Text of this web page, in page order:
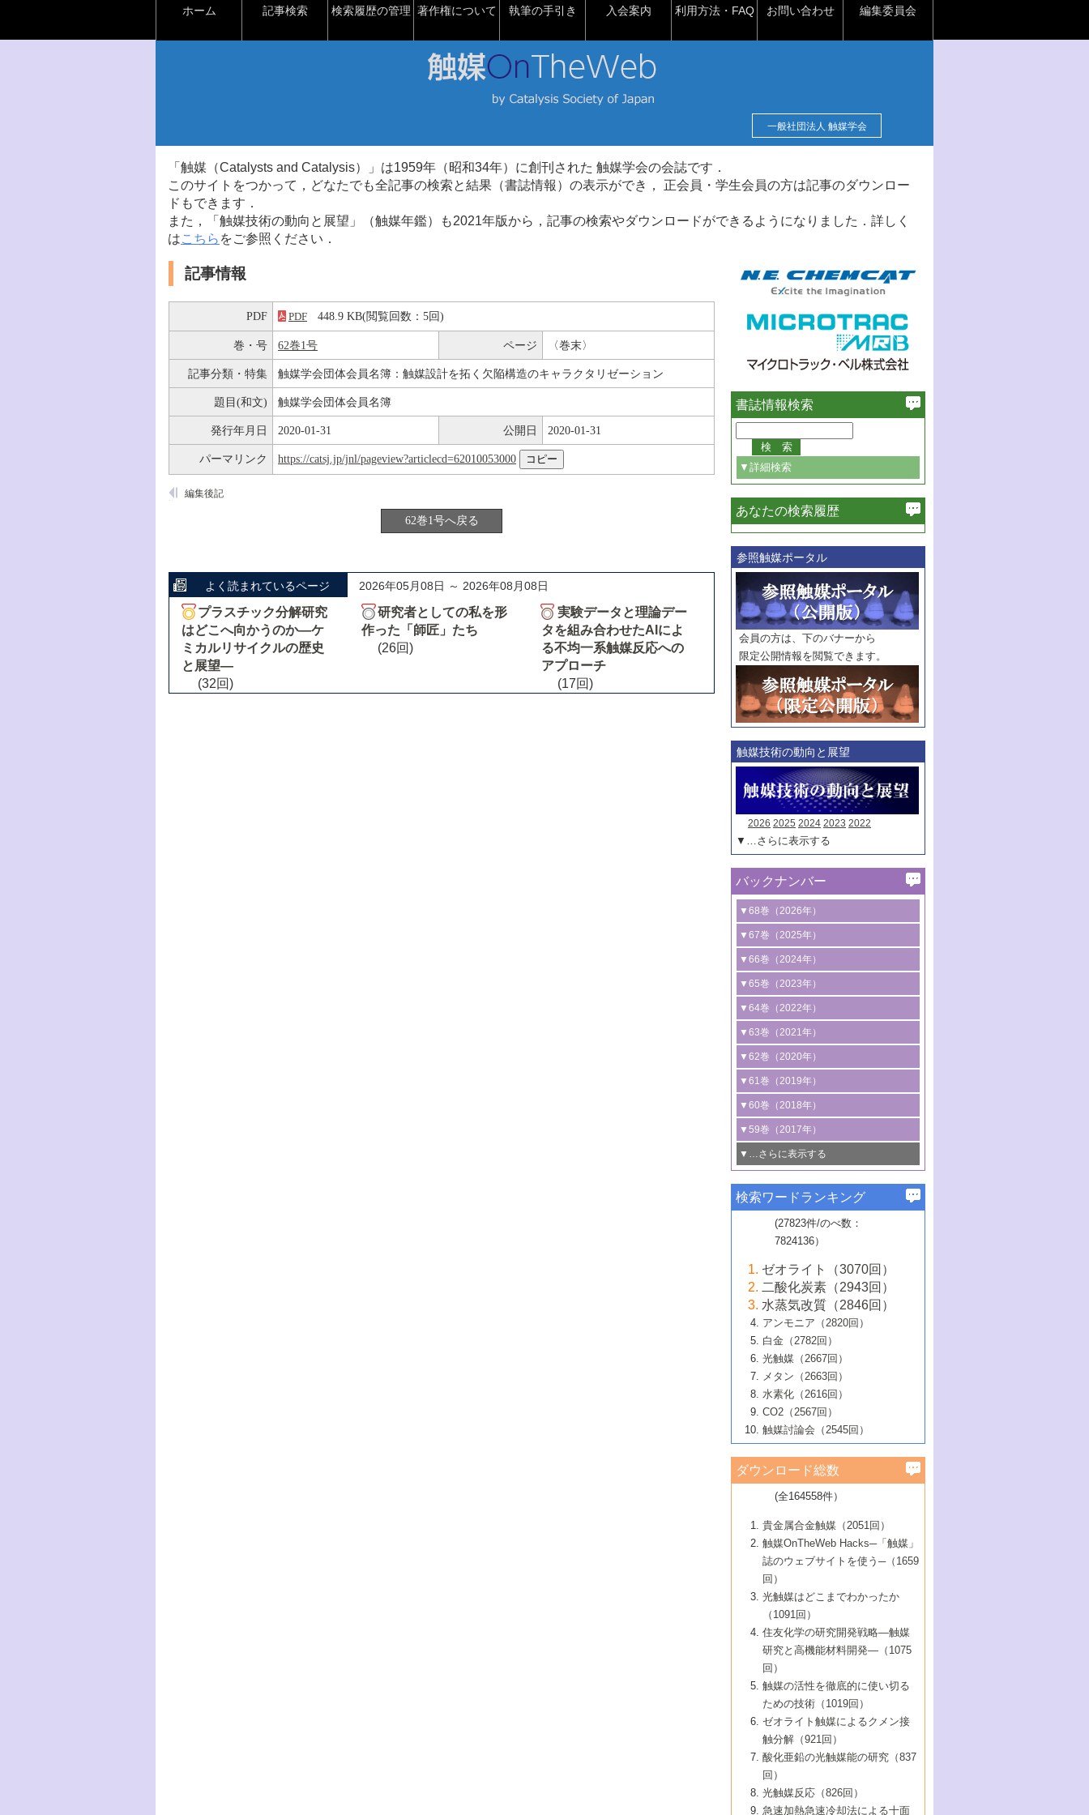
ホーム 記事検索 検索履歴の管理 著作権について 執筆の手引き 入会案内 利用方法・FAQ お問い合わせ 編集委員会
一般社団法人 触媒学会
「触媒（Catalysts and Catalysis）」は1959年（昭和34年）に創刊された 触媒学会の会誌です．
このサイトをつかって，どなたでも全記事の検索と結果（書誌情報）の表示ができ， 正会員・学生会員の方は記事のダウンロー
ドもできます．
また，「触媒技術の動向と展望」（触媒年鑑）も2021年版から，記事の検索やダウンロードができるようになりました．詳しく
はこちら をご参照ください．
記事情報
PDF PDF 448.9 KB(閲覧回数：5回)
巻・号 62巻1号 ページ 〈巻末〉
記事分類・特集 触媒学会団体会員名簿：触媒設計を拓く欠陥構造のキャラクタリゼーション
題目(和文) 触媒学会団体会員名簿
発行年月日 2020-01-31 公開日 2020-01-31
パーマリンク https://catsj.jp/jnl/pageview?articlecd=62010053000
編集後記
62巻1号へ戻る
よく読まれているページ 2026年05月08日 ～ 2026年08月08日
プラスチック分解研究
はどこへ向かうのか―ケ
ミカルリサイクルの歴史
と展望―
(32回)
研究者としての私を形
作った「師匠」たち
(26回)
実験データと理論デー
タを組み合わせたAIによ
る不均一系触媒反応への
アプローチ
(17回)
書誌情報検索
▼詳細検索
必ず含む
巻・号指定
巻
号
範囲指定
巻
号～
巻
号
触媒年鑑
年度
記事種別
マーク：
マークあり
あなたの検索履歴
参照触媒ポータル
会員の方は、下のバナーから
限定公開情報を閲覧できます。
触媒技術の動向と展望
2026 2025 2024 2023 2022
▼…さらに表示する
バックナンバー
▼68巻（2026年）
1号 過酸化水素合成に関する研究動向
2号 コンピューター技術により加速する
触媒開発
3号 有機分子変換やCO 資源化のための
光触媒に関する最近の研究
B号 第137回触媒討論会（2026年）
▼67巻（2025年）
1号 CO
水素化によるグリーン燃料/グリ
ーンケミカル製造
2号 水素製造のための水分解技術に関す
る最近の研究
3号 オレフィン系樹脂の精密合成に関す
る最新技術
4号 アルコール類の効率的変換を実現す
る非貴金属触媒の研究動向
5号 ゼオライトの合成と応用における研
究動向
6号 ヘテロ接合界面
B号 第135回触媒討論会（2025年）
▼66巻（2024年）
1号 低次元ナノ構造を有する触媒材料
2号 規制反応場を活用した固体触媒研究
の新展開
3号 未踏分子変換を目指した酸化触媒プ
ロセスの最前線
4号 シンクロトロン放射光および中性子
線を利用した触媒解析技術の最先端
5号 単原子触媒
6号 参照触媒委員会からのお知らせ
B号 第133回触媒討論会（2023年）
▼65巻（2023年）
1号 炭素が関わる触媒機能
2号 プラスチックケミカルリサイクルの
ための触媒技術
3号 非酸化物系金属化合物を基盤とした
触媒材料の開発
4号 格子酸素・格子酸素欠陥を利用した
触媒反応
5号 生体触媒によるエネルギー変換反応
6号 窒素とリンの循環のための触媒・機
能性材料
▼64巻（2022年）
1号 合成ガス製造とCOを用いるケミカル
ズ合成の最新動向
2号 化学品合成のための合金触媒開発
3号 CO の排出削減および有効活用のた
めの触媒技術
4号 若手による情報発信企画～とびたて
若き触媒の研究者たち～（1）
若き触媒の研究者たち～（2）
6号 石油のノーブル・ユースを志向した
触媒技術
大学：オンライン・対面開催）
▼63巻（2021年）
1号 金触媒の新展開
2号 ペロブスカイト
3号 特殊反応場を利用した触媒的分子変
換反応
4号 多孔質材料を用いた触媒の新展開
5号 情報学的手法を用いた触媒開発
6号 カーボンニュートラルに向けた電解
技術
B号 第127回触媒討論会（2021年・オン
ライン開催(Zoom)のみ）
▼62巻（2020年）
1号 触媒設計を拓く欠陥構造のキャラク
タリゼーション
2号 機能化学品製造に資するクリーンな
触媒的酸化反応
3号 水処理のための触媒化学
4号 光触媒を用いた水分解の最新の研究
動向
5号 次世代の触媒プロセスを支えるマイ
6号 メタン転換技術の最新動向
B号 第125回触媒討論会（2020年・工学
院大学）
▼61巻（2019年）
1号 物質移動制御に着目した触媒プロセ
ス開発
2号 CO2 フリー水素サプライチェーンに
関わる触媒開発動向
3号 精密高分子合成に関する最近の研究
動向
4号 バイオマス化成品製造のための触媒
5号 固体触媒による含窒素有機化合物変
換の最前線
6号 貴金属使用量低減に向けた自動車排
ガス浄化触媒の開発
B号 第123回触媒討論会（2019年・大阪
▼60巻（2018年）
1号 固体酸触媒の最新の研究動向
2号 二酸化炭素からの有用化学品合成
3号 ナノ粒子・クラスター触媒の最前線
4号 60周年記念企画
5号 進化するゼオライト合成技術
6号 非貴金属系触媒における電気化学的
B号 第121回触媒討論会（2018年・東京
大学）
▼59巻（2017年）
1号 いたるところに，触媒
最先端技術
3号 無機分離膜材料の開発と触媒反応プ
ロセスへの適用
5号 水素のふるまいを解き明かす最先端
研究
6号 低級アルカンの有効利用のための触
媒技術
B号 第119回触媒討論会（2017年・首都
大学東京）
▼…さらに表示する
1号 ユニークな構造の高分子を生み出す触
2号 リグニンからの化成品製造に向けた触
媒技術
3号 触媒研究の最先端～とびたて若き研究
者たち～（1）
4号 触媒研究の最先端～とびたて若き研究
者たち～（2）
5号 触媒研究の最先端～とびたて若き研究
者たち～（3）
6号 イオニクス材料と燃料電池・電解合成
の最新の研究動向
B号 第117回触媒討論会（2016年・大阪府
立大学）
▼57巻（2015年）
1号 水素キャリアにかかわる触媒技術の新
2号 石油精製用触媒の最近の進展
3号 固体酸化物形燃料電池（SOFC）におけ
るアノード触媒上での燃料直接改質技術
4号 コアシェル構造の制御による触媒機能
5号 工業触媒およびその周辺技術の最近の
進歩
6号 ナノシート
B号 第115回触媒討論会（2015年・成蹊大
▼56巻（2014年）
2号 光触媒反応機構に関する最新の研究動
向
開発動向
4号 人工光合成に向けた近年のアプローチ
5号 未利用熱エネルギーの有効活用に貢献
する触媒技術
6号 ポリオキソメタレート
B号 第113回触媒討論会（2014年・ロワジ
ールホテル豊橋）
1号 高耐久性燃料電池システム用触媒にお
ける新展開
2号 リビングラジカル重合の最近の動向
3号 天然ガスの化学工業的展開に関する触
媒技術
4号 貴金属触媒の精密構造制御とその活用
5号 バイオマス化成品製造のための固体触
6号 ナノ空間─吸着状態解析から新機能開拓
B号 第111回触媒討論会（2013年・関西大
▼54巻（2012年）
1号 規則性多孔体の利用技術における最近
の進歩
2号 第109回触媒討論会
3号 貴金属低減技術の最新動向
4号 貴金属代替技術の最新動向
5号 光触媒による物質変換反応の新展開
6号 グラフェン
7号 水素を利用する化成品合成の新潮流
▼53巻（2011年）
1号 金属学から見る合金触媒の新展開
2号 第107回触媒討論会
3号 触媒のその場観察法の進歩（１）
4号 触媒のその場観察法の進歩（２）
5号 不活性結合の触媒的活性化による有機
合成
6号 新しい固体酸触媒技術
7号 ゼオライト合成における最近の進歩
▼52巻（2010年）
1号 触媒の劣化対策と長寿命触媒開発
2号 第105回触媒討論会
3号 ナノ構造が拓く新機能
4号 活性サイトおよびその環境の精密な設
計による触媒の高機能化
5号 触媒を有効に使うための技術
7号 有機分子触媒による精密有機合成
8号 高機能化ポリオレフィンに向けた重合
触媒の最近の進展
1号 炭素材料－熱い注目を集める材料－
2号 第103回触媒討論会
3号 環境浄化用光触媒の現状と課題
4号 水素社会の実現に向けた水素製造・貯
蔵技術の進歩
5号 CO2が関わる触媒・材料
7号 持続可能社会実現のための触媒および
触媒関連技術
▼50巻（2008年）
1号 触媒化学と学会のこの10年，半世紀，
そして未来
2号 第101回触媒討論会
4号 錯体を利用したユニークな表面構造の
構築と機能
5号 若手会員による触媒研究の未来展望1：
企業編
6号 第102回触媒討論会
7号 触媒・化学反応における計算化学の進
8号 若手研究者による触媒研究の未来展望
2：大学・研究所編
▼49巻（2007年）
1号 含フッ素化合物の合成と触媒
2号 第99回触媒討論会
3号 実用的ファインケミカル合成プロセス
を実現する触媒
5号 こんな物質，あんな物質―新たな触媒
の可能性―
7号 『結晶の化学』を活かした触媒研究
8号 イオン液体の応用
▼48巻（2006年）
1号 固体酸触媒の最近の進歩
2号 第97回触媒討論会
3号 リビング重合触媒の最近の展開
5号 水素製造・貯蔵のための触媒技術の新
しい展開
6号 第98回触媒討論会
7号 基礎化学品製造の触媒技術
8号 多機能型リアクター
1号 最近の触媒担体とその効果
2号 第95回触媒討論会
4号 水分解用光触媒材料
5号 時間分解分光の進歩と応用
6号 第96回触媒討論会
8号 超臨界流体を用いた化学プロセスの新
▼46巻（2004年）
1号 部分酸化反応触媒の最前線
2号 第93回触媒討論会
3号 特殊エネルギー場の触媒反応
4号 生体内における金属の触媒作用
5号 ファインケミカルズの展開に寄与する
6号 第94回触媒討論会
7号 サブナノレベルでみた新しい表面現象
8号 オレフィン重合触媒の新たな展
▼45巻（2003年）
1号 なぜこの触媒が良いのか？
2号 第91回触媒討論会
3号 最近の自動車排ガス処理技術
4号 触媒研究の現状と将来─第90回触媒討論
5号 基礎化学品製造の触媒技術
6号 第92回触媒討論会
7号 基礎化学品製造の触媒技術
8号 資源の循環と触媒技術
▼44巻（2002年）
1号 高次制御された触媒の化学
2号 第89回触媒討論会
3号 触媒を利用した電気化学の新展開
4号 ナノ材料の調製と機能化
5号 こんな触媒が欲しい
6号 第90回触媒討論会
7号 触媒研究と学術雑誌/情報
8号 若い世代からみた触媒化学の現状と未
▼43巻（2001年）
1号 グリーンケミストリーと触媒
2号 第87回触媒討論会特集号
3号 生体触媒とバイオプロセス
4号 水素製造・利用の触媒化学
5号 触媒研究における新しい切り口：コン
ビナトリアルケミストリー
6号 第88回触媒討論会特集号
7号 企業における触媒研究のブレークスル
8号 この材料を触媒として使ってみません
▼42巻（2000年）
1号 触媒反応工学の明日を拓く
2号 第85回触媒討論会
3号 反応ダイナミクス
5号 触媒のおもしろさをどのように伝える
6号 第86回触媒討論会
7号 水素化精製触媒の新しい展開
8号 新しい反応性と機能性を目指した金属
クラスタ-化学
▼41巻（1999年）
1号 孔、穴、あな?-特異な空間とその利用-
2号 第83回触媒討論会
3号 均一系触媒反応最前線
4号 実用炭素材料の新展開
5号 研究の方法論を考える
7号 機能性金属材料と触媒
8号 触媒研究へのNMRの応用と展望
▼40巻（1998年）
進展と21世紀への提言/創立40周年記念・触
媒学会この10年の歩みとこれから/創立40周
2号 第81回触媒討論会
3号 計算機触媒化学へのさそい
4号 触媒劣化の制御と予測
5号 最新の実用プロセスと触媒
6号 第82回触媒討論会
1号 均一系と不均一系触媒反応-その特徴と
接点
2号 第79回触媒討論会
3号 最新NO除去触媒の実用化研究
4号 新しい反応場を目指した触媒調製
5号 反応・分離技術の新しい展開
6号 第80回触媒討論会
▼38巻（1996年）
1号 触媒の構造と触媒作用/C1化学を中心と
する21世紀への触媒
3号 オリンピックメダル:金・銀・銅はどん
な触媒作用を示すか
4号 触媒作用における機能の複合化
▼37巻（1995年）
1号 ファインケミカルズと固体触媒
2号 第75回触媒討論会
3号 希土類を利用した触媒
4号 触媒とリサイクル
5号 エネルギー変換触媒
▼36巻（1994年）
1号 電気化学と触媒
2号 第73回触媒討論会
3号 C4化学の展開
4号 《通常号》
▼35巻（1993年）
1号 工業触媒開発マニュアル―探索から工
業化まで
2号 第71回触媒討論会
▼34巻（1992年）
1号 インパクトを与えたこの研究
2号 第69回触媒討論会
▼33巻（1991年）
1号 触媒プロセス開発マニュアル―探索か
▼32巻（1990年）
検索ワードランキング
(27823件/のべ数：
7824136）
ゼオライト（3070回）
二酸化炭素（2943回）
水蒸気改質（2846回）
アンモニア（2820回）
白金（2782回）
光触媒（2667回）
メタン（2663回）
水素化（2616回）
CO2（2567回）
触媒討論会（2545回）
ダウンロード総数
(全164558件）
貴金属合金触媒（2051回）
触媒OnTheWeb Hacks─「触媒」
誌のウェブサイトを使う─（1659
回）
光触媒はどこまでわかったか
（1091回）
住友化学の研究開発戦略―触媒
研究と高機能材料開発―（1075
回）
触媒の活性を徹底的に使い切る
ための技術（1019回）
ゼオライト触媒によるクメン接
触分解（921回）
酸化亜鉛の光触媒能の研究（837
回）
光触媒反応（826回）
急速加熱急速冷却法による十面